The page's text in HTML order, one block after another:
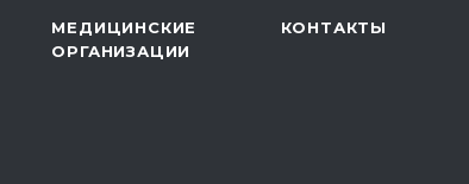
МЕДИЦИНСКИЕ
ОРГАНИЗАЦИИ
КОНТАКТЫ